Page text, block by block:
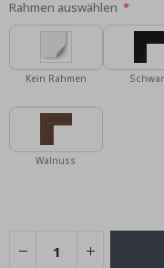
Rahmen auswählen
Kein Rahmen
Walnuss